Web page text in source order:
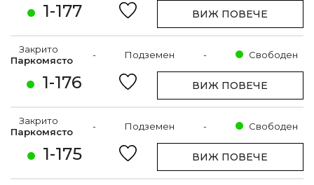
1-177 ВИЖ ПОВЕЧЕ
1-176
Закрито
Паркомясто
- Подземен - Свободен
ВИЖ ПОВЕЧЕ
1-175
Закрито
Паркомясто
- Подземен - Свободен
ВИЖ ПОВЕЧЕ